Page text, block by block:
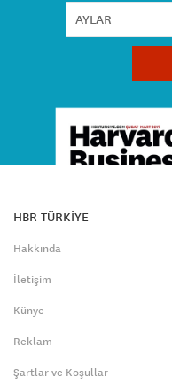
HBR TÜRKİYE
Hakkında
İletişim
Künye
Reklam
Şartlar ve Koşullar